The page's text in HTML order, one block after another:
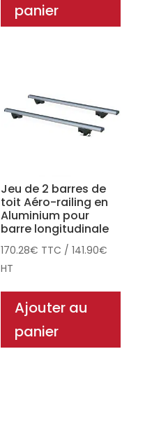
panier
Jeu de 2 barres de
toit Aéro-railing en
Aluminium pour
barre longitudinale
170.28€ TTC /141.90€
HT
Ajouter au
panier